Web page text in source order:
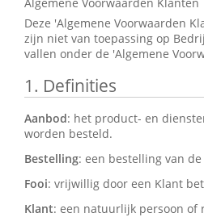
Deze 'Algemene Voorwaarden
zijn niet van toepassing op
vallen onder de 'Algemene
1. Definities
Aanbod: het product- en
worden besteld.
Bestelling: een bestelling van
Fooi: vrijwillig door een Klant
Klant: een natuurlijk persoon of